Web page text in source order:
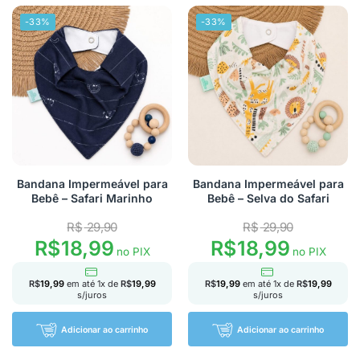
-33%
Bandana Impermeável para
Bebê – Safari Marinho
R$29,90
R$18,99no PIX
R$19,99 em até 1x de R$19,99
s/juros
Adicionar ao carrinho
-33%
Bandana Impermeável para
Bebê – Selva do Safari
R$29,90
R$18,99no PIX
R$19,99 em até 1x de R$19,99
s/juros
Adicionar ao carrinho